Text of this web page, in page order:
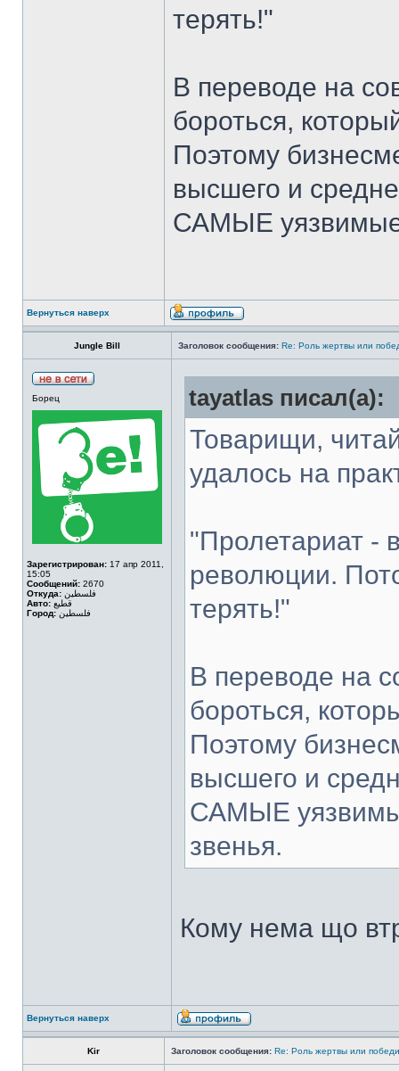
терять!"
В переводе на
бороться,
Поэтому
высшего и
САМЫЕ уязвимые
Вернуться наверх
Jungle Bill Заголовок сообщения: Re: Роль жертвы или
Борец
Зарегистрирован: 17 апр 2011,
15:05
Сообщений: 2670
Откуда: فلسطين
Авто: قطيع
Город: فلسطين
tayatlas писал(а):
Товарищи,
удалось на
"Пролетариат -
революции.
терять!"
В переводе на
бороться,
Поэтому
высшего и
САМЫЕ
звенья.
Кому нема що
Вернуться наверх
Kir Заголовок сообщения: Re: Роль жертвы или